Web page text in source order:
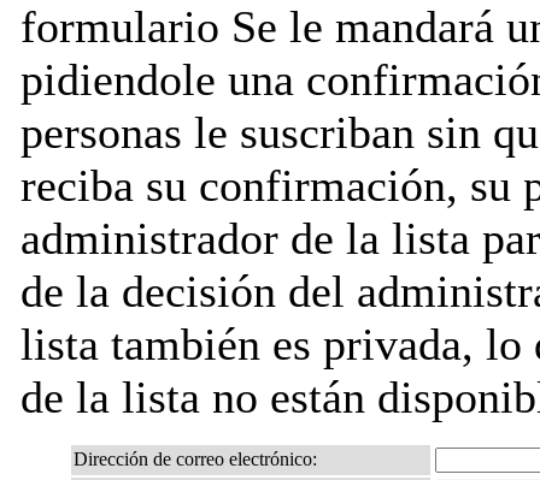
formulario Se le mandará
pidiendole una
personas le suscriban sin
reciba su confirmación, su
administrador de la lista
de la decisión del
lista también es privada,
de la lista no están
Dirección de correo electrónico: